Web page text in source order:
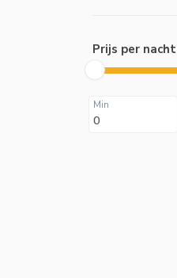
Prijs per nacht
Min